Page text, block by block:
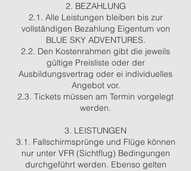
2. BEZAHLUNG
2.1. Alle Leistungen bleiben bis zur
vollständigen Bezahlung Eigentum von
BLUE SKY ADVENTURES.
2.2. Den Kostenrahmen gibt die jeweils
gültige Preisliste oder der
Ausbildungsvertrag oder ei individuelles
Angebot vor.
2.3. Tickets müssen am Termin vorgelegt
werden.
3. LEISTUNGEN
3.1. Fallschirmsprünge und Flüge können
nur unter VFR (Sichtflug) Bedingungen
durchgeführt werden. Ebenso gelten